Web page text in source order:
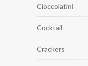
Cioccolatini
Cocktail
Crackers